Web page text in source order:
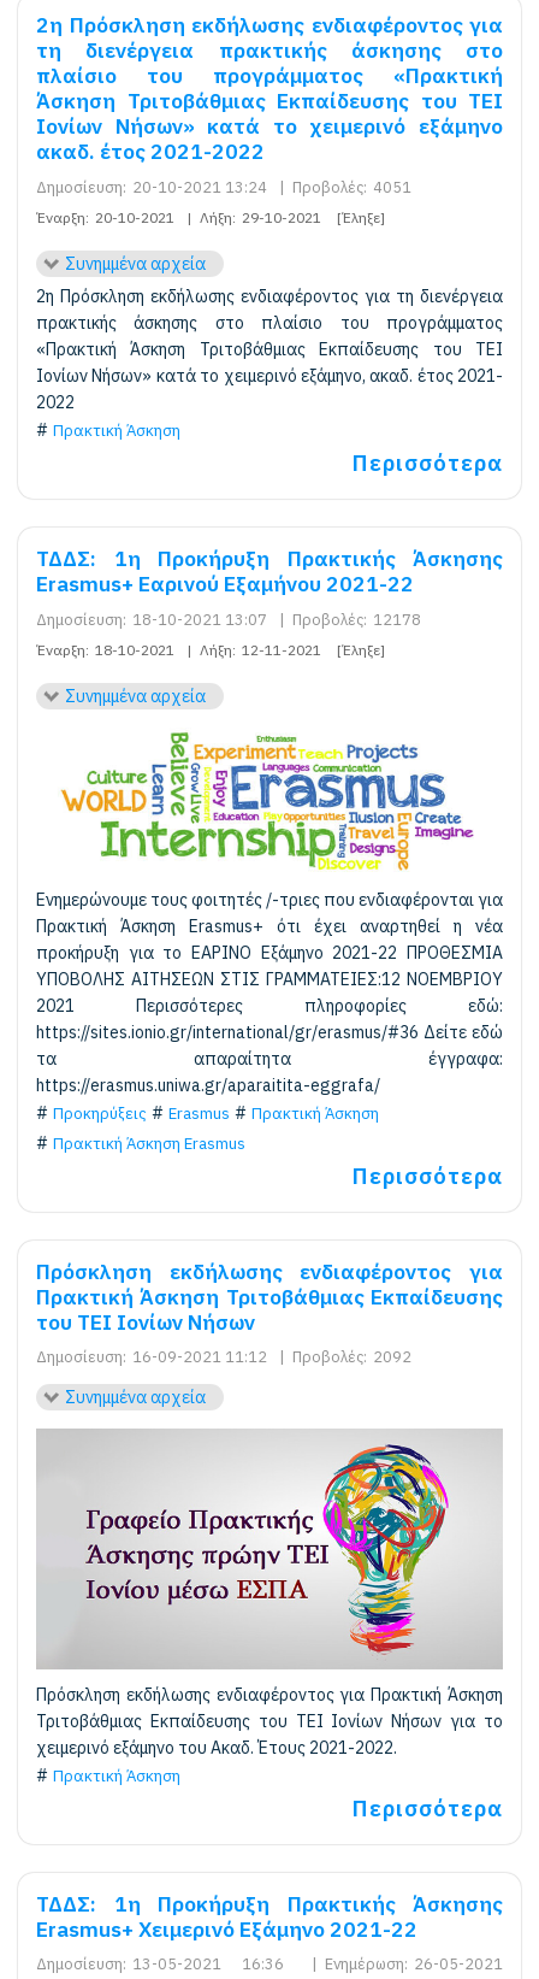
2η Πρόσκληση εκδήλωσης ενδιαφέροντος για
τη διενέργεια πρακτικής άσκησης στο
πλαίσιο του προγράμματος «Πρακτική
Άσκηση Τριτοβάθμιας Εκπαίδευσης του ΤΕΙ
Ιονίων Νήσων» κατά το χειμερινό εξάμηνο
ακαδ. έτος 2021-2022
Δημοσίευση: 20-10-2021 13:24 | Προβολές: 4051
Έναρξη: 20-10-2021 | Λήξη: 29-10-2021 [Έληξε]
Συνημμένα αρχεία
2η Πρόσκληση εκδήλωσης ενδιαφέροντος για τη διενέργεια
πρακτικής άσκησης στο πλαίσιο του προγράμματος
«Πρακτική Άσκηση Τριτοβάθμιας Εκπαίδευσης του ΤΕΙ
Ιονίων Νήσων» κατά το χειμερινό εξάμηνο, ακαδ. έτος 2021-
2022
Πρακτική Άσκηση
Περισσότερα
ΤΔΔΣ: 1η Προκήρυξη Πρακτικής Άσκησης
Erasmus+ Εαρινού Εξαμήνου 2021-22
Δημοσίευση: 18-10-2021 13:07 | Προβολές: 12178
Έναρξη: 18-10-2021 | Λήξη: 12-11-2021 [Έληξε]
Συνημμένα αρχεία
Ενημερώνουμε τους φοιτητές /-τριες που ενδιαφέρονται για
Πρακτική Άσκηση Erasmus+ ότι έχει αναρτηθεί η νέα
προκήρυξη για το ΕΑΡΙΝΟ Εξάμηνο 2021-22 ΠΡΟΘΕΣΜΙΑ
ΥΠΟΒΟΛΗΣ ΑΙΤΗΣΕΩΝ ΣΤΙΣ ΓΡΑΜΜΑΤΕΙΕΣ:12 ΝΟΕΜΒΡΙΟΥ
2021 Περισσότερες πληροφορίες εδώ:
https://sites.ionio.gr/international/gr/erasmus/#36 Δείτε εδώ
τα απαραίτητα έγγραφα:
https://erasmus.uniwa.gr/aparaitita-eggrafa/
Προκηρύξεις
Erasmus
Πρακτική Άσκηση
Πρακτική Άσκηση Erasmus
Περισσότερα
Πρόσκληση εκδήλωσης ενδιαφέροντος για
Πρακτική Άσκηση Τριτοβάθμιας Εκπαίδευσης
του ΤΕΙ Ιονίων Νήσων
Δημοσίευση: 16-09-2021 11:12 | Προβολές: 2092
Συνημμένα αρχεία
Πρόσκληση εκδήλωσης ενδιαφέροντος για Πρακτική Άσκηση
Τριτοβάθμιας Εκπαίδευσης του ΤΕΙ Ιονίων Νήσων για το
χειμερινό εξάμηνο του Ακαδ. Έτους 2021-2022.
Πρακτική Άσκηση
Περισσότερα
ΤΔΔΣ: 1η Προκήρυξη Πρακτικής Άσκησης
Erasmus+ Χειμερινό Εξάμηνο 2021-22
Δημοσίευση: 13-05-2021 16:36 | Ενημέρωση: 26-05-2021